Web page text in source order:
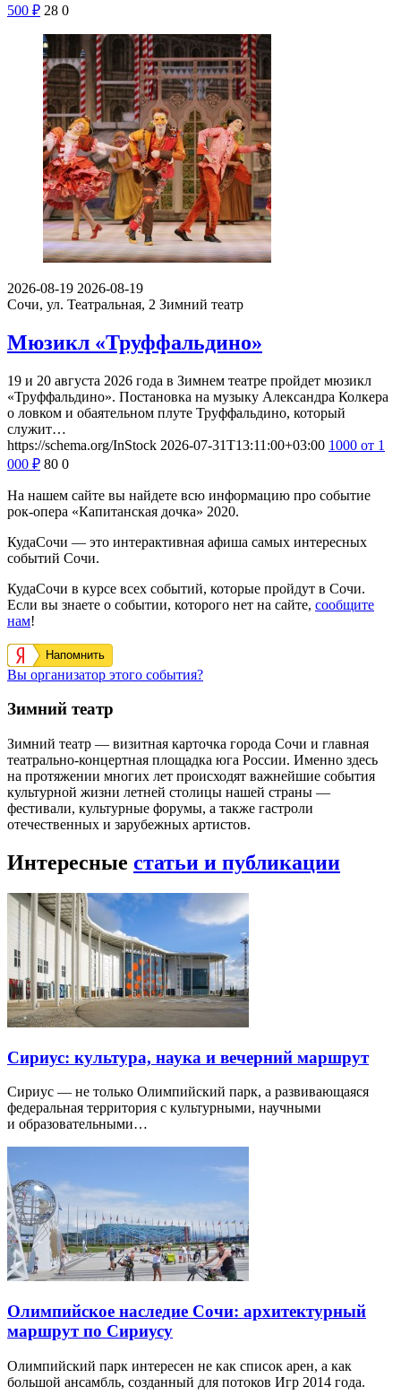
500 ₽ 28 0
2026-08-19 2026-08-19
Сочи, ул. Театральная, 2 Зимний театр
Мюзикл «Труффальдино»
19 и 20 августа 2026 года в Зимнем театре пройдет мюзикл
«Труффальдино». Постановка на музыку Александра Колкера
о ловком и обаятельном плуте Труффальдино, который
служит…
https://schema.org/InStock 2026-07-31T13:11:00+03:00 1000 от 1
000 ₽ 80 0
На нашем сайте вы найдете всю информацию про событие
рок-опера «Капитанская дочка» 2020.
КудаСочи — это интерактивная афиша самых интересных
событий Сочи.
КудаСочи в курсе всех событий, которые пройдут в Сочи.
Если вы знаете о событии, которого нет на сайте, сообщите
нам!
Напомнить
Вы организатор этого события?
Зимний театр
Зимний театр — визитная карточка города Сочи и главная
театрально-концертная площадка юга России. Именно здесь
на протяжении многих лет происходят важнейшие события
культурной жизни летней столицы нашей страны —
фестивали, культурные форумы, а также гастроли
отечественных и зарубежных артистов.
Интересные статьи и публикации
Сириус: культура, наука и вечерний маршрут
Сириус — не только Олимпийский парк, а развивающаяся
федеральная территория с культурными, научными
и образовательными…
Олимпийское наследие Сочи: архитектурный
маршрут по Сириусу
Олимпийский парк интересен не как список арен, а как
большой ансамбль, созданный для потоков Игр 2014 года.